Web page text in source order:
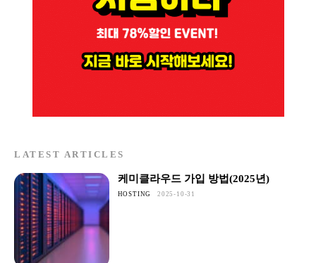
LATEST ARTICLES
케미클라우드 가입 방법(2025년)
HOSTING 2025-10-31